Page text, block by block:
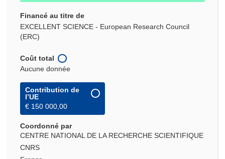
Financé au titre de
EXCELLENT SCIENCE - European Research Council
(ERC)
Coût total
Aucune donnée
Contribution de
l’UE
€ 150 000,00
Coordonné par
CENTRE NATIONAL DE LA RECHERCHE SCIENTIFIQUE
CNRS